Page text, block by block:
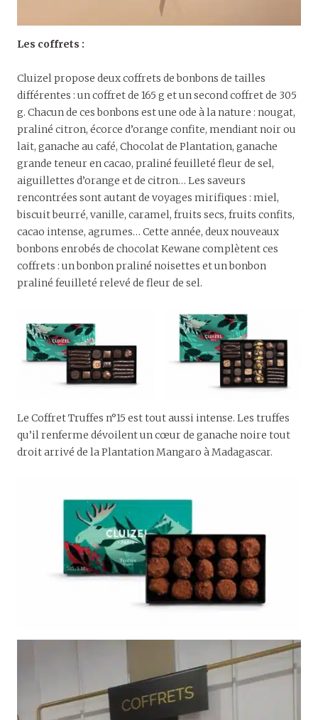
Les coffrets :
Cluizel propose deux coffrets de bonbons de tailles
différentes : un coffret de 165 g et un second coffret de 305
g. Chacun de ces bonbons est une ode à la nature : nougat,
praliné citron, écorce d’orange confite, mendiant noir ou
lait, ganache au café, Chocolat de Plantation, ganache
grande teneur en cacao, praliné feuilleté fleur de sel,
aiguillettes d’orange et de citron… Les saveurs
rencontrées sont autant de voyages mirifiques : miel,
biscuit beurré, vanille, caramel, fruits secs, fruits confits,
cacao intense, agrumes… Cette année, deux nouveaux
bonbons enrobés de chocolat Kewane complètent ces
coffrets : un bonbon praliné noisettes et un bonbon
praliné feuilleté relevé de fleur de sel.
Le Coffret Truffes n°15 est tout aussi intense. Les truffes
qu’il renferme dévoilent un cœur de ganache noire tout
droit arrivé de la Plantation Mangaro à Madagascar.